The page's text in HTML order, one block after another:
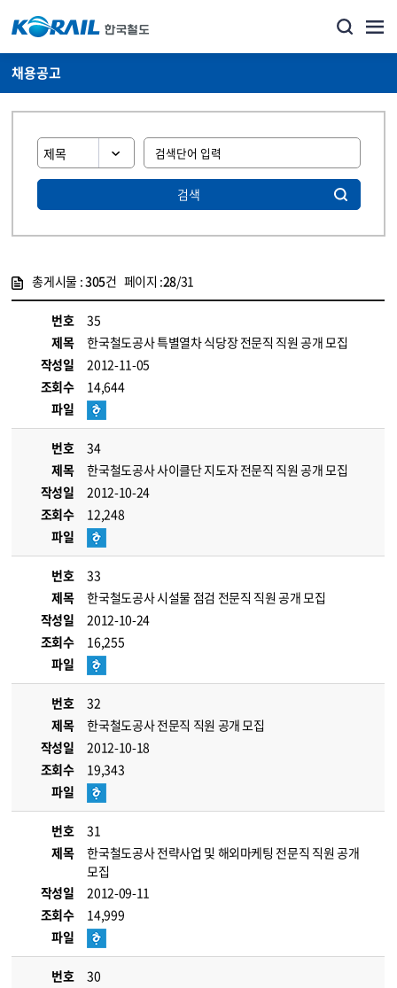
채용공고
검색
총게시물 :305건 페이지 :28/31
번호
35
제목
한국철도공사 특별열차 식당장 전문직 직원 공개 모집
작성일
2012-11-05
조회수
14,644
파일
번호
34
제목
한국철도공사 사이클단 지도자 전문직 직원 공개 모집
작성일
2012-10-24
조회수
12,248
파일
번호
33
제목
한국철도공사 시설물 점검 전문직 직원 공개 모집
작성일
2012-10-24
조회수
16,255
파일
번호
32
제목
한국철도공사 전문직 직원 공개 모집
작성일
2012-10-18
조회수
19,343
파일
번호
31
제목
한국철도공사 전략사업 및 해외마케팅 전문직 직원 공개
모집
작성일
2012-09-11
조회수
14,999
파일
번호
30